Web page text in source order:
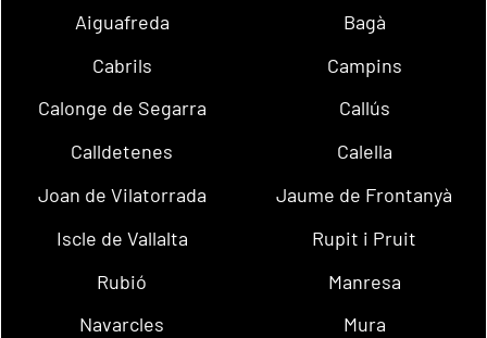
Aiguafreda
Bagà
Cabrils
Campins
Calonge de Segarra
Callús
Calldetenes
Calella
Joan de Vilatorrada
Jaume de Frontanyà
Iscle de Vallalta
Rupit i Pruit
Rubió
Manresa
Navarcles
Mura